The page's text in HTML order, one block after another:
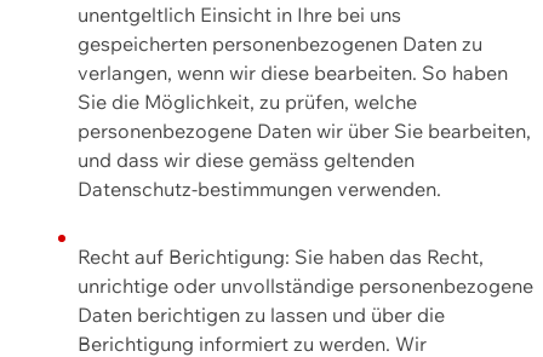
unentgeltlich Einsicht in Ihre bei uns
gespeicherten personenbezogenen Daten zu
verlangen, wenn wir diese bearbeiten. So haben
Sie die Möglichkeit, zu prüfen, welche
personenbezogene Daten wir über Sie bearbeiten,
und dass wir diese gemäss geltenden
Datenschutz-bestimmungen verwenden.
Recht auf Berichtigung: Sie haben das Recht,
unrichtige oder unvollständige personenbezogene
Daten berichtigen zu lassen und über die
Berichtigung informiert zu werden. Wir